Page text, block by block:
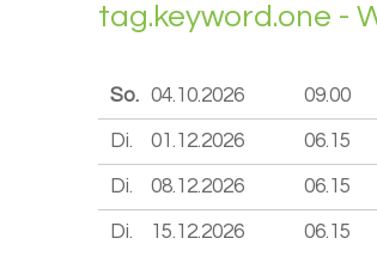
tag.key­word.one -
So. 04.10.2026 09.00
Di. 01.12.2026 06.15
Di. 08.12.2026 06.15
Di. 15.12.2026 06.15